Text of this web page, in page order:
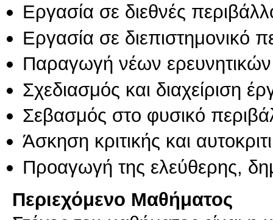
Εργασία σε διεθνές
Εργασία σε διεπιστημονικό
Παραγωγή νέων
Σχεδιασμός και διαχείριση
Σεβασμός στο φυσικό
Άσκηση κριτικής και
Προαγωγή της ελεύθερης,
Περιεχόμενο Μαθήματος